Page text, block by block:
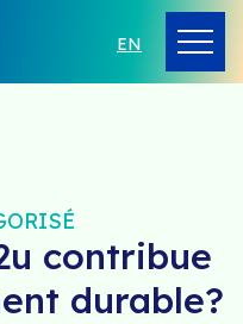
EN
contribue
durable?